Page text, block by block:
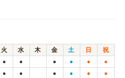
火 水 木 金 土 日
祝
● ● ● ● ● ●
● ● ● ● ● ●